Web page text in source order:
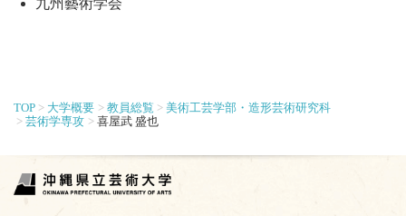
九州藝術学会
TOP 大学概要 教員総覧
美術工芸学部・造形芸術研究科
芸術学専攻
喜屋武 盛也